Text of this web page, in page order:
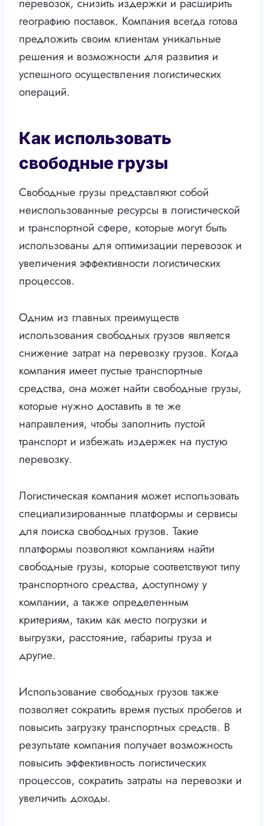
перевозок, снизить издержки и расширить
географию поставок. Компания всегда готова
предложить своим клиентам уникальные
решения и возможности для развития и
успешного осуществления логистических
операций.
Как использовать
свободные грузы
Свободные грузы представляют собой
неиспользованные ресурсы в логистической
и транспортной сфере, которые могут быть
использованы для оптимизации перевозок и
увеличения эффективности логистических
процессов.
Одним из главных преимуществ
использования свободных грузов является
снижение затрат на перевозку грузов. Когда
компания имеет пустые транспортные
средства, она может найти свободные грузы,
которые нужно доставить в те же
направления, чтобы заполнить пустой
транспорт и избежать издержек на пустую
перевозку.
Логистическая компания может использовать
специализированные платформы и сервисы
для поиска свободных грузов. Такие
платформы позволяют компаниям найти
свободные грузы, которые соответствуют типу
транспортного средства, доступному у
компании, а также определенным
критериям, таким как место погрузки и
выгрузки, расстояние, габариты груза и
другие.
Использование свободных грузов также
позволяет сократить время пустых пробегов и
повысить загрузку транспортных средств. В
результате компания получает возможность
повысить эффективность логистических
процессов, сократить затраты на перевозки и
увеличить доходы.